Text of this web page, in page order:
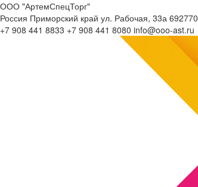
ООО "АртемСпецТорг"
Россия Приморский край ул. Рабочая, 33а 692770
+7 908 441 8833 +7 908 441 8080 info@ooo-ast.ru